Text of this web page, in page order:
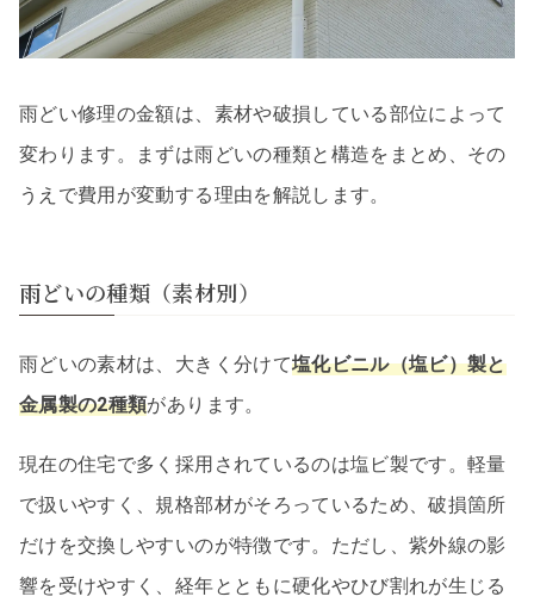
雨どい修理の金額は、素材や破損している部位によって
変わります。まずは雨どいの種類と構造をまとめ、その
うえで費用が変動する理由を解説します。
雨どいの種類（素材別）
雨どいの素材は、大きく分けて塩化ビニル（塩ビ）製と
金属製の2種類があります。
現在の住宅で多く採用されているのは塩ビ製です。軽量
で扱いやすく、規格部材がそろっているため、破損箇所
だけを交換しやすいのが特徴です。ただし、紫外線の影
響を受けやすく、経年とともに硬化やひび割れが生じる